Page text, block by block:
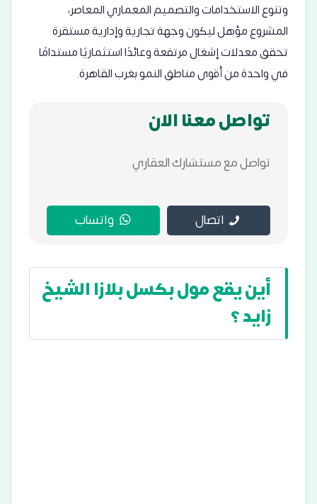
وتنوع الاستخدامات والتصميم المعماري المعاصر،
المشروع مؤهل ليكون وجهة تجارية وإدارية مستقرة
تحقق معدلات إشغال مرتفعة وعائدًا استثماريًا مستدامًا
في واحدة من أقوى مناطق النمو بغرب القاهرة.
تواصل معنا الان
تواصل مع مستشارك العقاري
اتصال واتساب
أين يقع مول بكسل بلازا الشيخ
زايد ؟